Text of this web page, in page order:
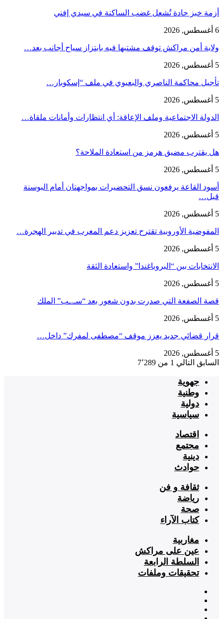
أزمة خبز حادة تُشعل غضب الساكنة في سيدي إفني
6 أغسطس, 2026
ولاية أمن مراكش توقف مشتبها فيه بابتزاز سياح أجانب بعد…
5 أغسطس, 2026
تأجيل محاكمة الناصري والبعيوي في ملف “إسكوبار…
5 أغسطس, 2026
الدولة الاجتماعية وملف الإعاقة: أي انتظارات وأمانات ملقاة…
5 أغسطس, 2026
هل يقترب مضيق هرمز من استعادة الملاحة؟
5 أغسطس, 2026
أسود القاعة يرفعون نسق التحضيرات بمواجهتان أمام البوسنة
قبل…
5 أغسطس, 2026
المفوضية الأوروبية تقترح تعزيز دعم المغرب في تدبير الهجرة…
5 أغسطس, 2026
الانتخابات بين “البروباغندا” واستعادة الثقة
5 أغسطس, 2026
قصة الصفعة التي صدرت بدون شعور بعد “سـ.ـب” الملك
5 أغسطس, 2026
قرار قضائي جديد يعزز موقف “مصطفى لمفرك” داخل…
5 أغسطس, 2026
السابق التالي 1 من 7٬289
جهوية
وطنية
دولية
سياسية
اقتصاد
مجتمع
دينية
حوادث
ثقافة و فن
رياضة
صحة
كتاب الآراء
مغاربية
عين على مراكش
السلطة الرابعة
تحقيقات وملفات